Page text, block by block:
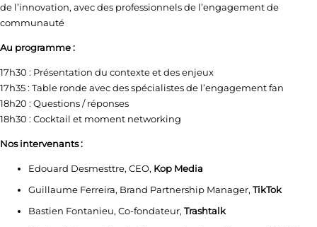
de l’innovation, avec des professionnels de l’engagement de
communauté
Au programme :
17h30 : Présentation du contexte et des enjeux
17h35 : Table ronde avec des spécialistes de l’engagement fan
18h20 : Questions / réponses
18h30 : Cocktail et moment networking
Nos intervenants :
Edouard Desmesttre, CEO, Kop Media
Guillaume Ferreira, Brand Partnership Manager, TikTok
Bastien Fontanieu, Co-fondateur, Trashtalk